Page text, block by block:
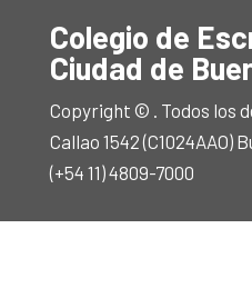
Colegio de
Ciudad de
Copyright © . Todos los
Callao 1542 (C1024AAO)
(+54 11) 4809-7000